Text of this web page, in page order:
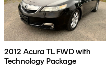
2012 Acura TL FWD with
Technology Package